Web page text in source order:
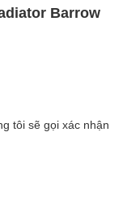
Barrow
tôi sẽ gọi xác nhận